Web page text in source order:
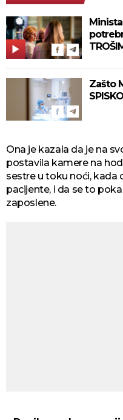
Zašto
Ona je kazala da je na
postavila kamere na
sestre u toku noći, kada
pacijente, i da se to
zaposlene.